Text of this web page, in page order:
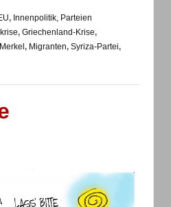
, Innenpolitik, Parteien
, Griechenland-Krise,
Merkel , Migranten, Syriza-Partei,